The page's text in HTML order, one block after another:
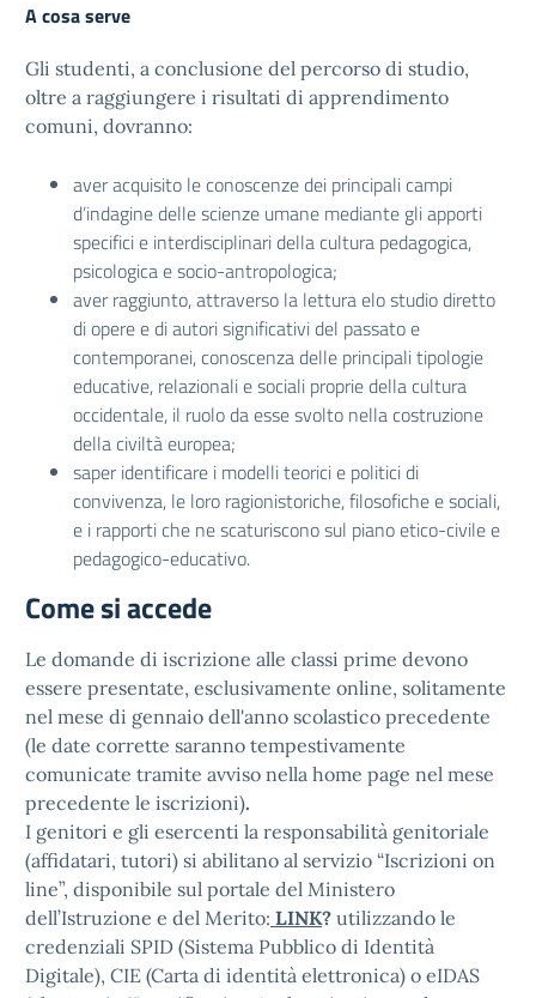
A cosa serve
Gli studenti, a conclusione del percorso di studio,
oltre a raggiungere i risultati di apprendimento
comuni, dovranno:
aver acquisito le conoscenze dei principali campi
d’indagine delle scienze umane mediante gli apporti
specifici e interdisciplinari della cultura pedagogica,
psicologica e socio-antropologica;
aver raggiunto, attraverso la lettura elo studio diretto
di opere e di autori significativi del passato e
contemporanei, conoscenza delle principali tipologie
educative, relazionali e sociali proprie della cultura
occidentale, il ruolo da esse svolto nella costruzione
della civiltà europea;
saper identificare i modelli teorici e politici di
convivenza, le loro ragionistoriche, filosofiche e sociali,
e i rapporti che ne scaturiscono sul piano etico-civile e
pedagogico-educativo.
Come si accede
Le domande di iscrizione alle classi prime devono
essere presentate, esclusivamente online, solitamente
nel mese di gennaio dell'anno scolastico precedente
(le date corrette saranno tempestivamente
comunicate tramite avviso nella home page nel mese
precedente le iscrizioni).
I genitori e gli esercenti la responsabilità genitoriale
(affidatari, tutori) si abilitano al servizio “Iscrizioni on
line”, disponibile sul portale del Ministero
dell’Istruzione e del Merito: LINK? utilizzando le
credenziali SPID (Sistema Pubblico di Identità
Digitale), CIE (Carta di identità elettronica) o eIDAS